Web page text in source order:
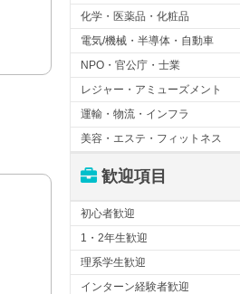
化学・医薬品・化粧品
電気/機械・半導体・自動車
NPO・官公庁・士業
レジャー・アミューズメント
運輸・物流・インフラ
美容・エステ・フィットネス
歓迎項目
初心者歓迎
1・2年生歓迎
理系学生歓迎
インターン経験者歓迎